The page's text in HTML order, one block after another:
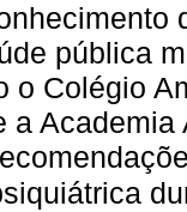
pública
o Colégio
a